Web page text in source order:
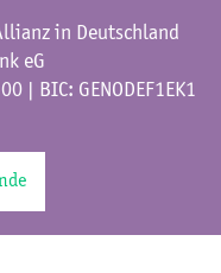
in Deutschland
eG
| BIC: GENODEF1EK1